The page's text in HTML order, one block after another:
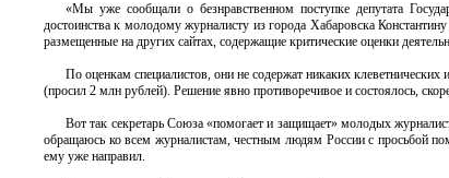
«Мы уже сообщали о безнравственном поступке депутата
достоинства к молодому журналисту из города Хабаровска
размещенные на других сайтах, содержащие критические оценки
По оценкам специалистов, они не содержат никаких
(просил 2 млн рублей). Решение явно противоречивое и состоялось,
Вот так секретарь Союза «помогает и защищает» молодых
обращаюсь ко всем журналистам, честным людям России с просьбой
ему уже направил.